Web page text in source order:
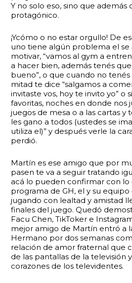
Y no solo eso, sino que además
protagónico.
¡Ycómo o no estar orgullo! De
uno tiene algún problema el se
motivar, “vamos al gym a
a hacer bien, además tenés
bueno”, o que cuando no
mitad te dice “salgamos a
invitaste vos, hoy te invito yo” o
favoritas, noches en donde nos
juegos de mesa o a las cartas y
les gano a todos (ustedes se
utiliza el)” y después verle la
perdió.
Martín es ese amigo que por
pasen te va a seguir tratando
acá lo pueden confirmar con lo
programa de GH, el y su equipo
jugando con lealtad y amistad
finales del juego. Quedó
Facu Chen, TikToker e
mejor amigo de Martín entró a
Hermano por dos semanas
relación de amor fraternal que
de las pantallas de la televisión
corazones de los televidentes.